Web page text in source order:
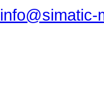
info@simatic-